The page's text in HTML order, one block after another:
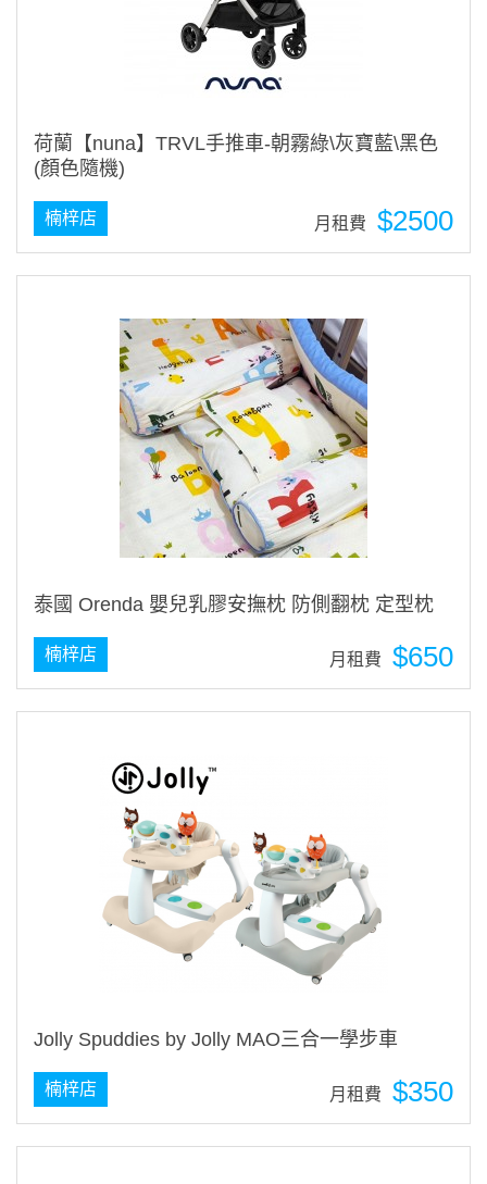
荷蘭【nuna】TRVL手推車-朝霧綠\灰寶藍\黑色
(顏色隨機)
$2500
月租費
楠梓店
泰國 Orenda 嬰兒乳膠安撫枕 防側翻枕 定型枕
$650
月租費
楠梓店
Jolly Spuddies by Jolly MAO三合一學步車
$350
月租費
楠梓店